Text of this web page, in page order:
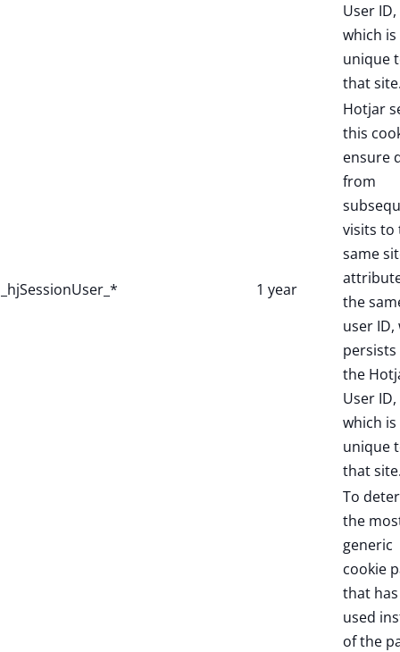
User ID,
which is
unique
that
_hjSessionUser_* 1 year
Hotjar
this
ensure
from
visits to
same
the
user ID,
persists
the
User ID,
which is
unique
that
To
the
generic
cookie
that
used
of the